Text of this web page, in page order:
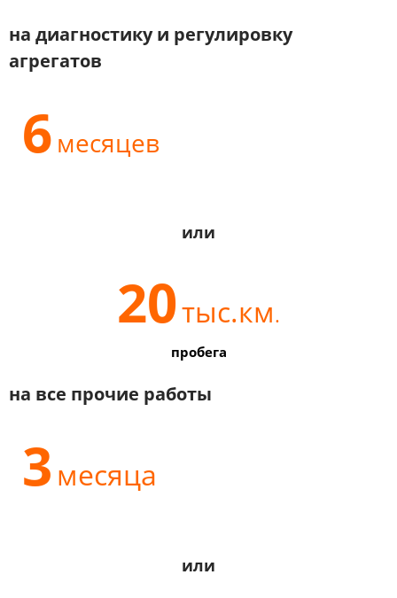
на диагностику и регулировку
агрегатов
6 месяцев
или
20тыс.км.
пробега
на все прочие работы
3 месяца
или